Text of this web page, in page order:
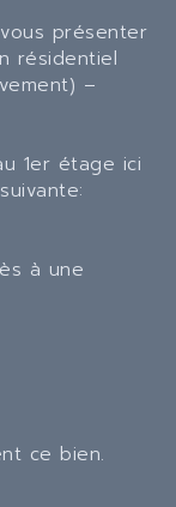
vous présenter
résidentiel
–
1er étage ici
à une
ce bien.